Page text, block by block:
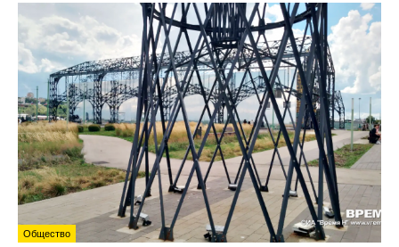
Общество